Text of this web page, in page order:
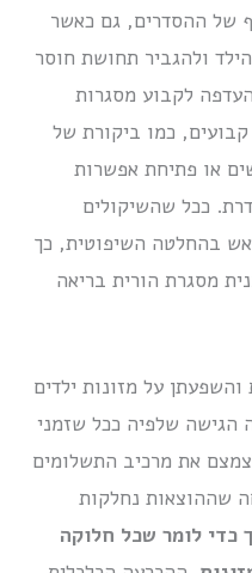
של ההסדרים, גם כאשר
ולהגביר תחושת חוסר
לקבוע מסגרות
קבועים, כמו ביקורת של
או פתיחת אפשרות
ככל שהשיקולים
בהחלטה השיפוטית, כך
מסגרת הורית בריאה
על מזונות ילדים
שלפיה ככל שזמני
את מרכיב התשלומים
שההוצאות נחלקות
כדי לומר שכל חלוקה